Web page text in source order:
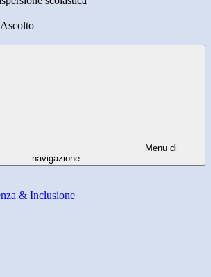
Menu di
navigazione
& Inclusione